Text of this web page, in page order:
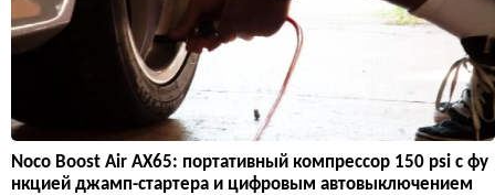
Noco Boost Air AX65: портативный компрессор 150 psi с фу
нкцией джамп-стартера и цифровым автовыключением